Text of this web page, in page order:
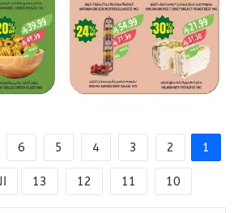
1
2
3
4
5
6
10
11
12
13